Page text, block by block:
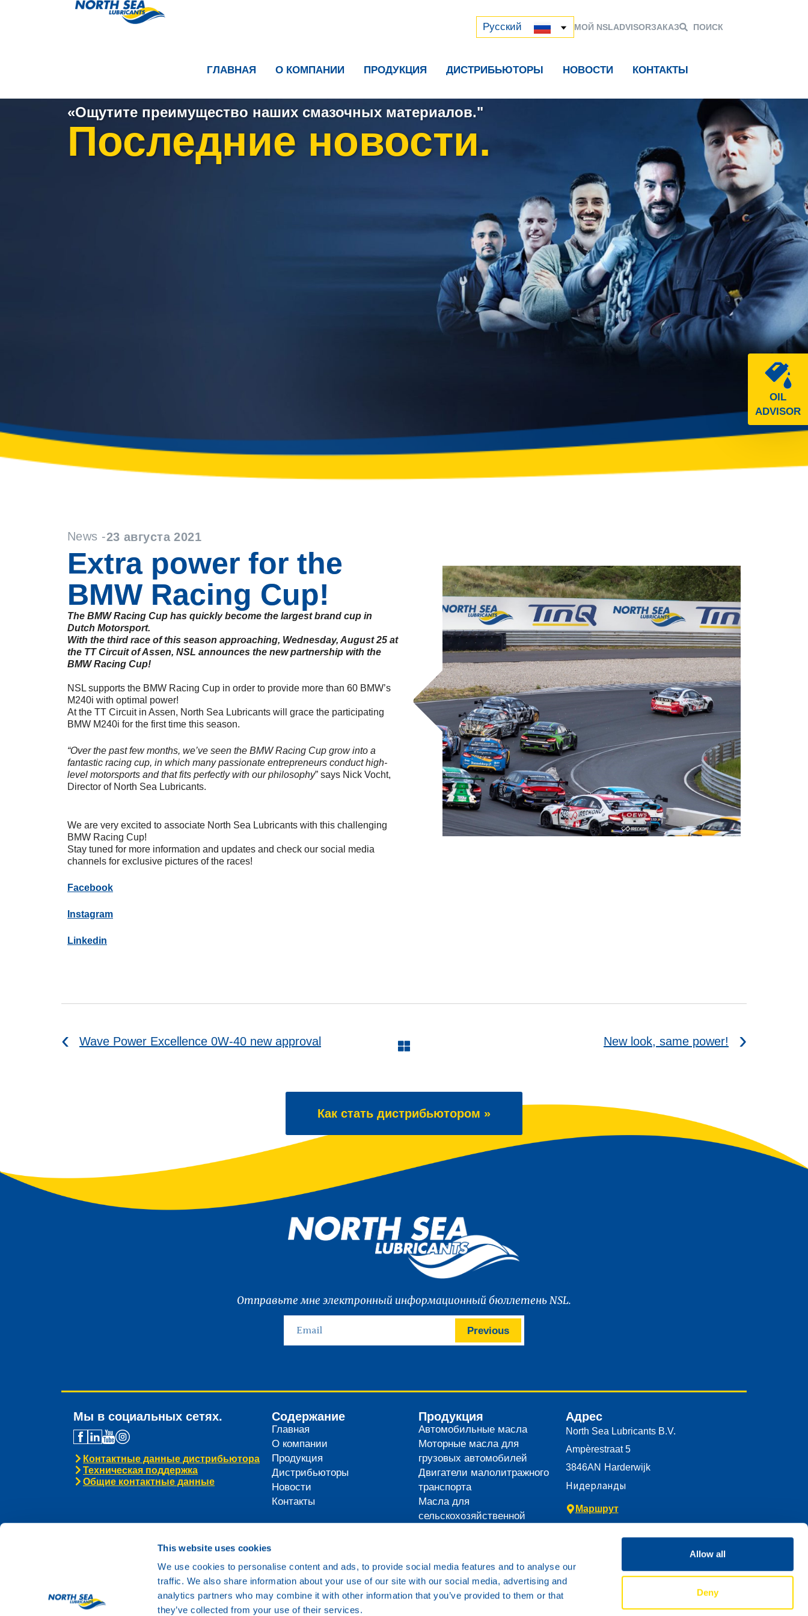
This website uses cookies
We use cookies to personalise content and ads, to provide social media features and to analyse our
traffic. We also share information about your use of our site with our social media, advertising and
analytics partners who may combine it with other information that you’ve provided to them or that
they’ve collected from your use of their services.
Allow all
Deny
Русский
中文 (中国) МОЙ NSLADVISORЗАКАЗ ПОИСК
ГЛАВНАЯ О КОМПАНИИ ПРОДУКЦИЯ ДИСТРИБЬЮТОРЫ НОВОСТИ КОНТАКТЫ
OIL
ADVISOR
«Ощутите преимущество наших смазочных материалов."
Последние новости.
News -23 августа 2021
Extra power for the
BMW Racing Cup!
The BMW Racing Cup has quickly become the largest brand cup in
Dutch Motorsport.
With the third race of this season approaching, Wednesday, August 25 at
the TT Circuit of Assen, NSL announces the new partnership with the
BMW Racing Cup!
NSL supports the BMW Racing Cup in order to provide more than 60 BMW’s
M240i with optimal power!
At the TT Circuit in Assen, North Sea Lubricants will grace the participating
BMW M240i for the first time this season.
“Over the past few months, we’ve seen the BMW Racing Cup grow into a
fantastic racing cup, in which many passionate entrepreneurs conduct high-
level motorsports and that fits perfectly with our philosophy” says Nick Vocht,
Director of North Sea Lubricants.
We are very excited to associate North Sea Lubricants with this challenging
BMW Racing Cup!
Stay tuned for more information and updates and check our social media
channels for exclusive pictures of the races!
Facebook
Instagram
Linkedin
Wave Power Excellence 0W-40 new approval New look, same power!
Как стать дистрибьютором »
Отправьте мне электронный информационный бюллетень NSL.
Previous
Мы в социальных сетях.
Контактные данные дистрибьютора
Техническая поддержка
Общие контактные данные
Содержание
Главная
О компании
Продукция
Дистрибьюторы
Новости
Контакты
Продукция
Автомобильные масла
Моторные масла для
грузовых автомобилей
Двигатели малолитражного
транспорта
Масла для
сельскохозяйственной
Железнодорожные масла
Прочие масла
Адрес
North Sea Lubricants B.V.
Ampèrestraat 5
3846AN Harderwijk
Нидерланды
Маршрут